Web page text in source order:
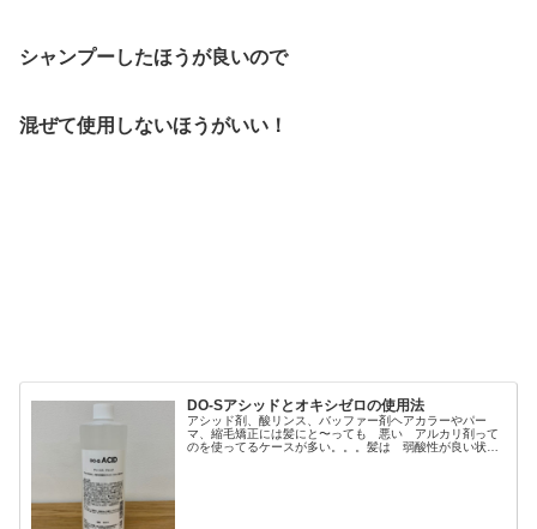
シャンプーしたほうが良いので
混ぜて使用しないほうがいい！
DO-Sアシッドとオキシゼロの使用法
アシッド剤、酸リンス、バッファー剤ヘアカラーやパー
マ、縮毛矯正には髪にと〜っても 悪い アルカリ剤って
のを使ってるケースが多い。。。髪は 弱酸性が良い状